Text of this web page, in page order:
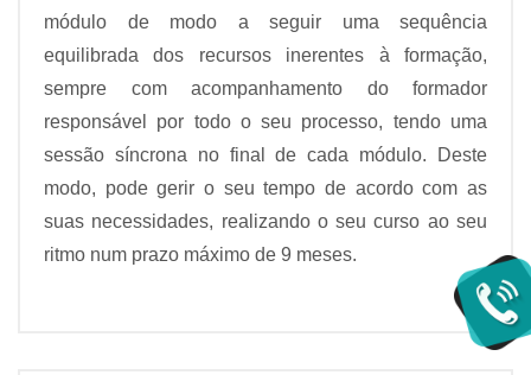
módulo de modo a seguir uma sequência
equilibrada dos recursos inerentes à formação,
sempre com acompanhamento do formador
responsável por todo o seu processo, tendo uma
sessão síncrona no final de cada módulo. Deste
modo, pode gerir o seu tempo de acordo com as
suas necessidades, realizando o seu curso ao seu
ritmo num prazo máximo de 9 meses.